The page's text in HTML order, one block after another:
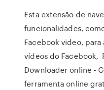
Esta extensão de
funcionalidades,
Facebook video,
vídeos do Facebook,
Downloader online -
ferramenta online